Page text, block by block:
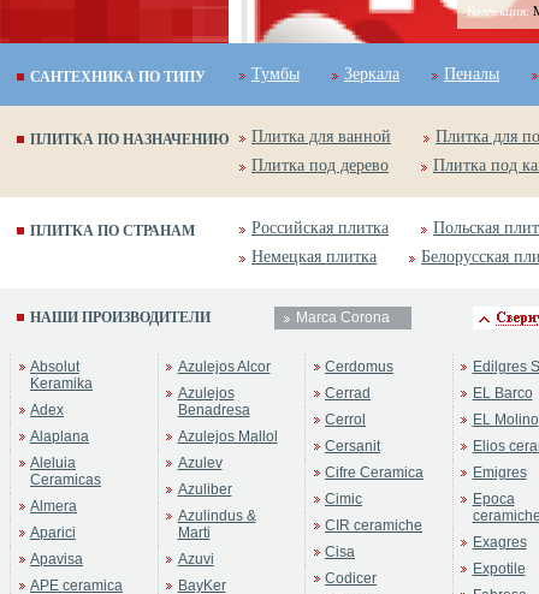
Коллекция:
САНТЕХНИКА ПО ТИПУ Тумбы Зеркала Пеналы
ПЛИТКА ПО НАЗНАЧЕНИЮ Плитка для ванной
Плитка для
Плитка под дерево
Плитка под
ПЛИТКА ПО СТРАНАМ Российская плитка
Польская
Немецкая плитка
Белорусская
НАШИ ПРОИЗВОДИТЕЛИ Marca Corona
Absolut
Keramika
Adex
Alaplana
Aleluia
Ceramicas
Almera
Aparici
Apavisa
APE ceramica
Azulejos Alcor
Azulejos
Benadresa
Azulejos Mallol
Azulev
Azuliber
Azulindus &
Marti
Azuvi
BayKer
Cerdomus
Cerrad
Cerrol
Cersanit
Cifre Ceramica
Cimic
CIR ceramiche
Cisa
Codicer
Edilgres
EL Barco
EL Molino
Elios
Emigres
Epoca
Exagres
Expotile